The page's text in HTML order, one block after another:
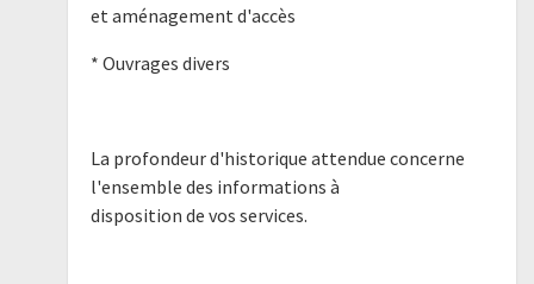
et aménagement d'accès
* Ouvrages divers
La profondeur d'historique attendue concerne
l'ensemble des informations à
disposition de vos services.